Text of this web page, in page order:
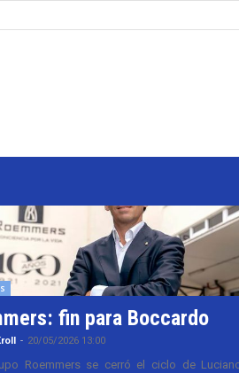
fin para Boccardo
- 20/05/2026 13:00
Roemmers se cerró el ciclo de